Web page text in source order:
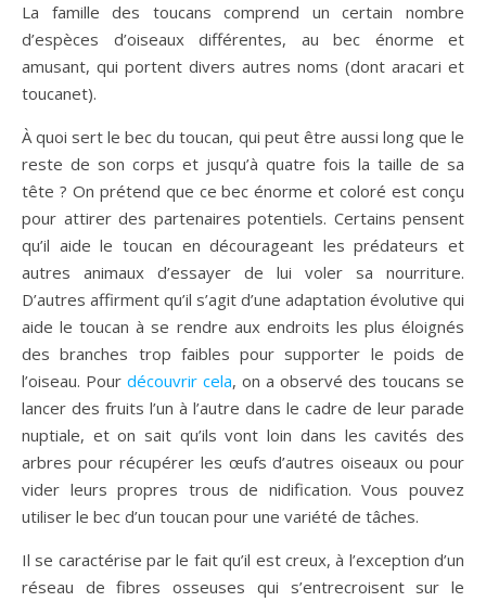
La famille des toucans comprend un certain nombre
d’espèces d’oiseaux différentes, au bec énorme et
amusant, qui portent divers autres noms (dont aracari et
toucanet).
À quoi sert le bec du toucan, qui peut être aussi long que le
reste de son corps et jusqu’à quatre fois la taille de sa
tête ? On prétend que ce bec énorme et coloré est conçu
pour attirer des partenaires potentiels. Certains pensent
qu’il aide le toucan en décourageant les prédateurs et
autres animaux d’essayer de lui voler sa nourriture.
D’autres affirment qu’il s’agit d’une adaptation évolutive qui
aide le toucan à se rendre aux endroits les plus éloignés
des branches trop faibles pour supporter le poids de
l’oiseau. Pour découvrir cela, on a observé des toucans se
lancer des fruits l’un à l’autre dans le cadre de leur parade
nuptiale, et on sait qu’ils vont loin dans les cavités des
arbres pour récupérer les œufs d’autres oiseaux ou pour
vider leurs propres trous de nidification. Vous pouvez
utiliser le bec d’un toucan pour une variété de tâches.
Il se caractérise par le fait qu’il est creux, à l’exception d’un
réseau de fibres osseuses qui s’entrecroisent sur le